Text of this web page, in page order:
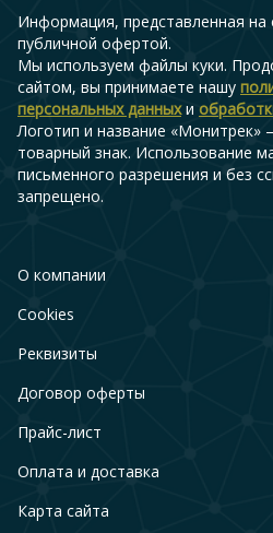
Информация, представленная на
публичной офертой.
Мы используем файлы куки.
сайтом, вы принимаете нашу
персональных данныхи
Логотип и название «Монитрек»
товарный знак. Использование
письменного разрешения и без
запрещено.
О компании
Cookies
Реквизиты
Договор оферты
Прайс-лист
Оплата и доставка
Карта сайта